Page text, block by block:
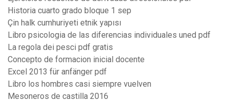
Historia cuarto grado bloque 1 sep
Çin halk cumhuriyeti etnik yapısı
Libro psicologia de las diferencias individuales uned pdf
La regola dei pesci pdf gratis
Concepto de formacion inicial docente
Excel 2013 für anfänger pdf
Libro los hombres casi siempre vuelven
Mesoneros de castilla 2016